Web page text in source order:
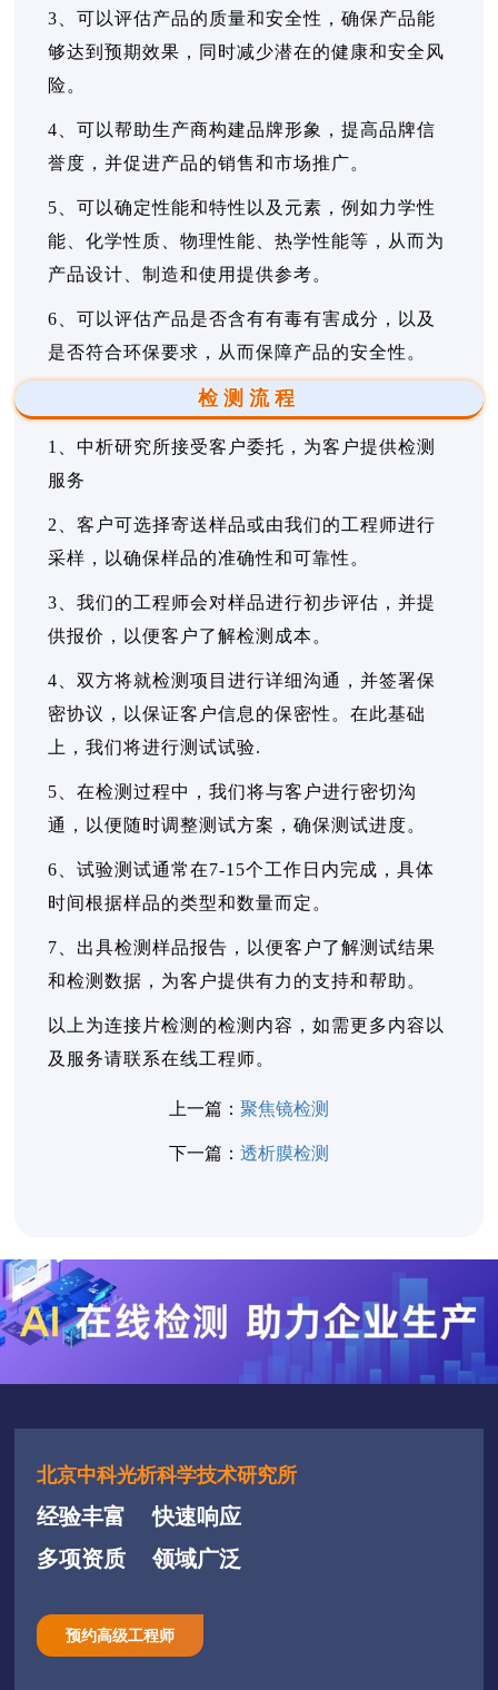
3、可以评估产品的质量和安全性，确保产品能
够达到预期效果，同时减少潜在的健康和安全风
险。
4、可以帮助生产商构建品牌形象，提高品牌信
誉度，并促进产品的销售和市场推广。
5、可以确定性能和特性以及元素，例如力学性
能、化学性质、物理性能、热学性能等，从而为
产品设计、制造和使用提供参考。
6、可以评估产品是否含有有毒有害成分，以及
是否符合环保要求，从而保障产品的安全性。
检测流程
1、中析研究所接受客户委托，为客户提供检测
服务
2、客户可选择寄送样品或由我们的工程师进行
采样，以确保样品的准确性和可靠性。
3、我们的工程师会对样品进行初步评估，并提
供报价，以便客户了解检测成本。
4、双方将就检测项目进行详细沟通，并签署保
密协议，以保证客户信息的保密性。在此基础
上，我们将进行测试试验.
5、在检测过程中，我们将与客户进行密切沟
通，以便随时调整测试方案，确保测试进度。
6、试验测试通常在7-15个工作日内完成，具体
时间根据样品的类型和数量而定。
7、出具检测样品报告，以便客户了解测试结果
和检测数据，为客户提供有力的支持和帮助。
以上为连接片检测的检测内容，如需更多内容以
及服务请联系在线工程师。
上一篇： 聚焦镜检测
下一篇： 透析膜检测
北京中科光析科学技术研究所
经验丰富
快速响应
多项资质
领域广泛
预约高级工程师